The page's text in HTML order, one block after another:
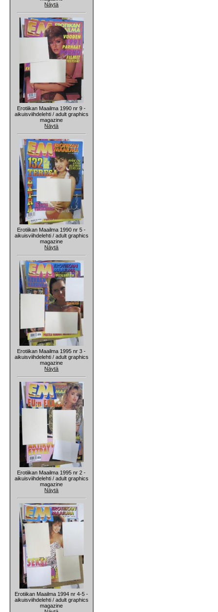
Näytä
Erotiikan Maailma 1990 nr 9 -
aikuisviihdelehti / adult graphics
magazine
Näytä
Erotiikan Maailma 1990 nr 5 -
aikuisviihdelehti / adult graphics
magazine
Näytä
Erotiikan Maailma 1995 nr 3 -
aikuisviihdelehti / adult graphics
magazine
Näytä
Erotiikan Maailma 1995 nr 2 -
aikuisviihdelehti / adult graphics
magazine
Näytä
Erotiikan Maailma 1994 nr 4-5 -
aikuisviihdelehti / adult graphics
magazine